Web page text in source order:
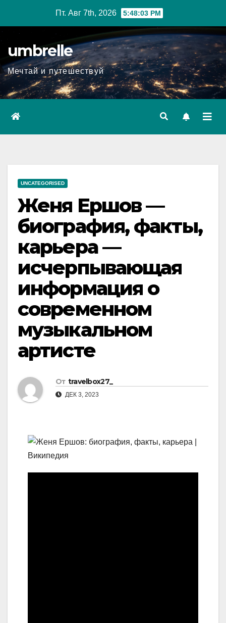
Пт. Авг 7th, 2026 5:48:04 PM
umbrelle
Мечтай и путешествуй
UNCATEGORISED
Женя Ершов —
биография, факты,
карьера —
исчерпывающая
информация о
современном
музыкальном
артисте
От travelbox27_
ДЕК 3, 2023